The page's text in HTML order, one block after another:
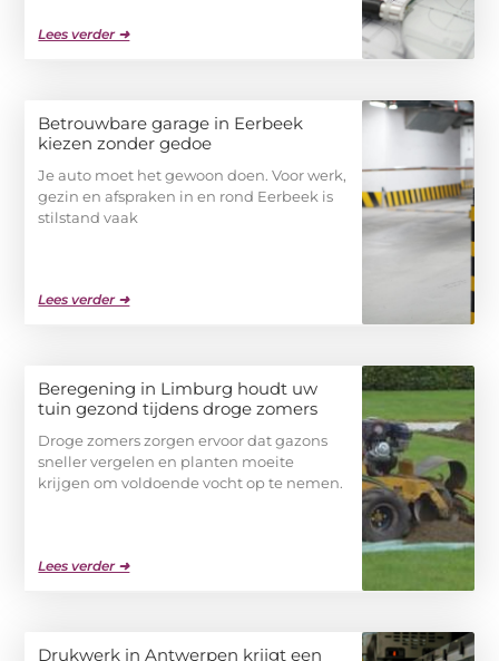
Lees verder ➜
Betrouwbare garage in Eerbeek
kiezen zonder gedoe
Je auto moet het gewoon doen. Voor werk,
gezin en afspraken in en rond Eerbeek is
stilstand vaak
Lees verder ➜
Beregening in Limburg houdt uw
tuin gezond tijdens droge zomers
Droge zomers zorgen ervoor dat gazons
sneller vergelen en planten moeite
krijgen om voldoende vocht op te nemen.
Lees verder ➜
Drukwerk in Antwerpen krijgt een